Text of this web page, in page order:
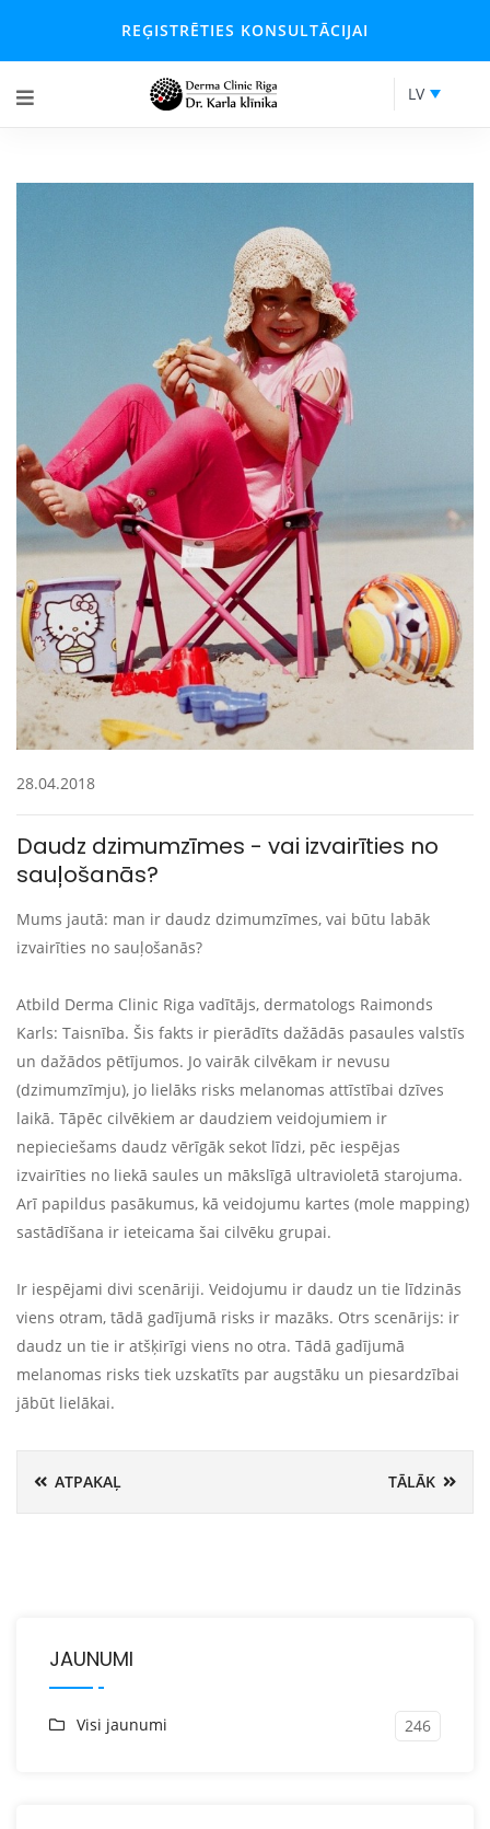
REĢISTRĒTIES KONSULTĀCIJAI
LV
28.04.2018
Daudz dzimumzīmes - vai izvairīties no
sauļošanās?
Mums jautā: man ir daudz dzimumzīmes, vai būtu labāk
izvairīties no sauļošanās?
Atbild Derma Clinic Riga vadītājs, dermatologs Raimonds
Karls: Taisnība. Šis fakts ir pierādīts dažādās pasaules valstīs
un dažādos pētījumos. Jo vairāk cilvēkam ir nevusu
(dzimumzīmju), jo lielāks risks melanomas attīstībai dzīves
laikā. Tāpēc cilvēkiem ar daudziem veidojumiem ir
nepieciešams daudz vērīgāk sekot līdzi, pēc iespējas
izvairīties no liekā saules un mākslīgā ultravioletā starojuma.
Arī papildus pasākumus, kā veidojumu kartes (mole mapping)
sastādīšana ir ieteicama šai cilvēku grupai.
Ir iespējami divi scenāriji. Veidojumu ir daudz un tie līdzinās
viens otram, tādā gadījumā risks ir mazāks. Otrs scenārijs: ir
daudz un tie ir atšķirīgi viens no otra. Tādā gadījumā
melanomas risks tiek uzskatīts par augstāku un piesardzībai
jābūt lielākai.
ATPAKAĻ TĀLĀK
JAUNUMI
Visi jaunumi 246